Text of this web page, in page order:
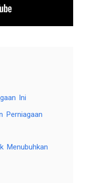
Ini
Perniagaan
Menubuhkan